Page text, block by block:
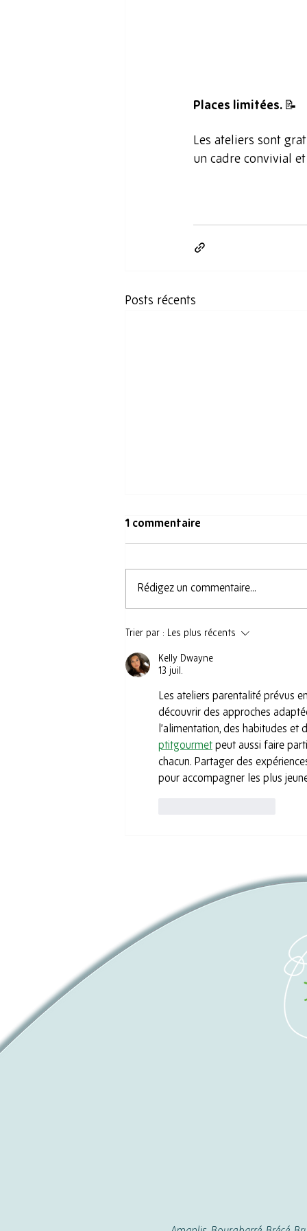
Places limitées. 📝
Les ateliers sont
un cadre convivial
Posts récents
🌿 Journée "Les étapes clés
1 commentaire
Rédigez un commentaire...
Trier par : Les plus récents
Kelly Dwayne
13 juil.
Les ateliers parentalité prévus
découvrir des approches
l’alimentation, des habitudes et
ptitgourmet peut aussi faire
chacun. Partager des
pour accompagner les plus